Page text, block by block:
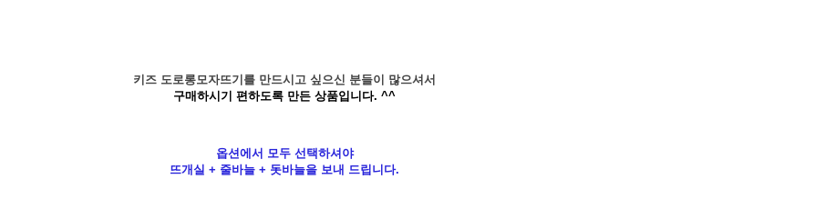
키즈 도로롱모자뜨기를 만드시고 싶으신 분들이 많으셔서
구매하시기 편하도록 만든 상품입니다. ^^
옵션에서 모두 선택하셔야
뜨개실 + 줄바늘 + 돗바늘을 보내 드립니다.